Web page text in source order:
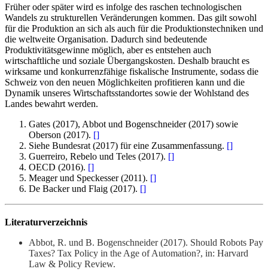
Früher oder später wird es infolge des raschen technologischen
Wandels zu strukturellen Veränderungen kommen. Das gilt sowohl
für die Produktion an sich als auch für die Produktionstechniken und
die weltweite Organisation. Dadurch sind bedeutende
Produktivitätsgewinne möglich, aber es entstehen auch
wirtschaftliche und soziale Übergangskosten. Deshalb braucht es
wirksame und konkurrenzfähige fiskalische Instrumente, sodass die
Schweiz von den neuen Möglichkeiten profitieren kann und die
Dynamik unseres Wirtschaftsstandortes sowie der Wohlstand des
Landes bewahrt werden.
Gates (2017), Abbot und Bogenschneider (2017) sowie
Oberson (2017). []
Siehe Bundesrat (2017) für eine Zusammenfassung. []
Guerreiro, Rebelo und Teles (2017). []
OECD (2016). []
Meager und Speckesser (2011). []
De Backer und Flaig (2017). []
Literaturverzeichnis
Abbot, R. und B. Bogenschneider (2017). Should Robots Pay
Taxes? Tax Policy in the Age of Automation?, in: Harvard
Law & Policy Review.